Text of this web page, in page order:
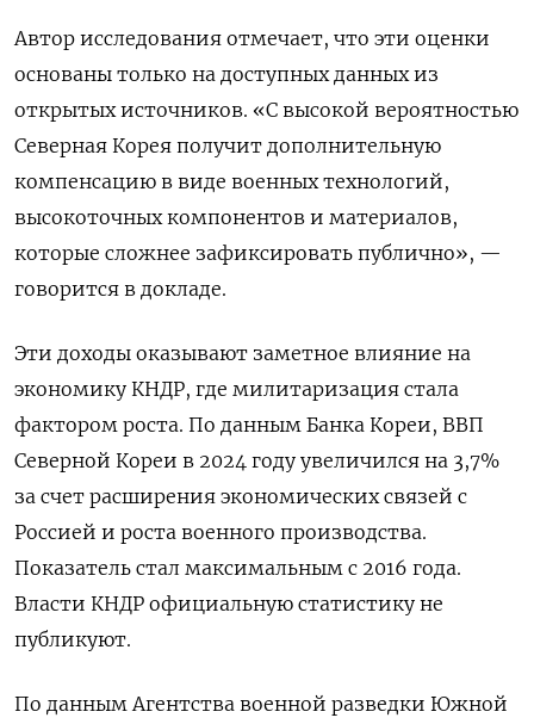
Автор исследования отмечает, что эти оценки
основаны только на доступных данных из
открытых источников. «С высокой вероятностью
Северная Корея получит дополнительную
компенсацию в виде военных технологий,
высокоточных компонентов и материалов,
которые сложнее зафиксировать публично», —
говорится в докладе.
Эти доходы оказывают заметное влияние на
экономику КНДР, где милитаризация стала
фактором роста. По данным Банка Кореи, ВВП
Северной Кореи в 2024 году увеличился на 3,7%
за счет расширения экономических связей с
Россией и роста военного производства.
Показатель стал максимальным с 2016 года.
Власти КНДР официальную статистику не
публикуют.
По данным Агентства военной разведки Южной